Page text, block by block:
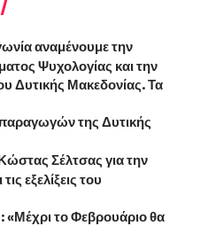
αναμένουμε την
Ψυχολογίας και την
Δυτικής Μακεδονίας. Τα
της Δυτικής
Σέλτσας για την
εξελίξεις του
το Φεβρουάριο θα